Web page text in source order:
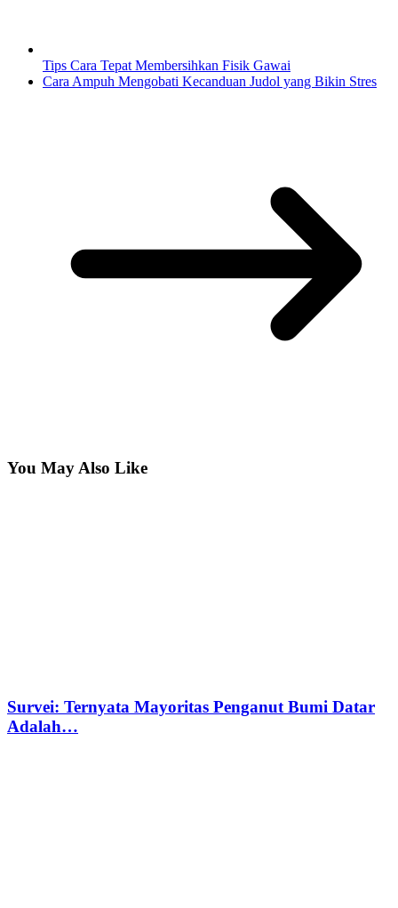
Tips Cara Tepat Membersihkan Fisik Gawai
Cara Ampuh Mengobati Kecanduan Judol yang Bikin Stres
You May Also Like
Survei: Ternyata Mayoritas Penganut Bumi Datar
Adalah…